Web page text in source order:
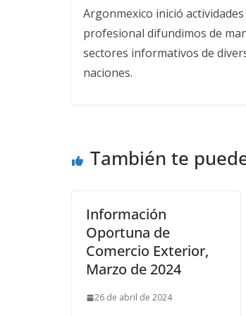
Argonmexico inició
profesional difundimos de
sectores informativos de
naciones.
También te
Información
Oportuna de
Comercio Exterior,
Marzo de 2024
26 de abril de 2024